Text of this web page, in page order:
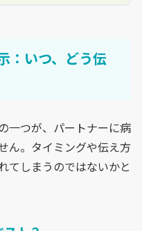
：いつ、どう伝
一つが、パートナーに病
ん。タイミングや伝え方
てしまうのではないかと